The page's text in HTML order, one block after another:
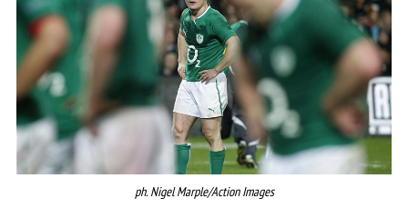
ph. Nigel Marple/Action Images